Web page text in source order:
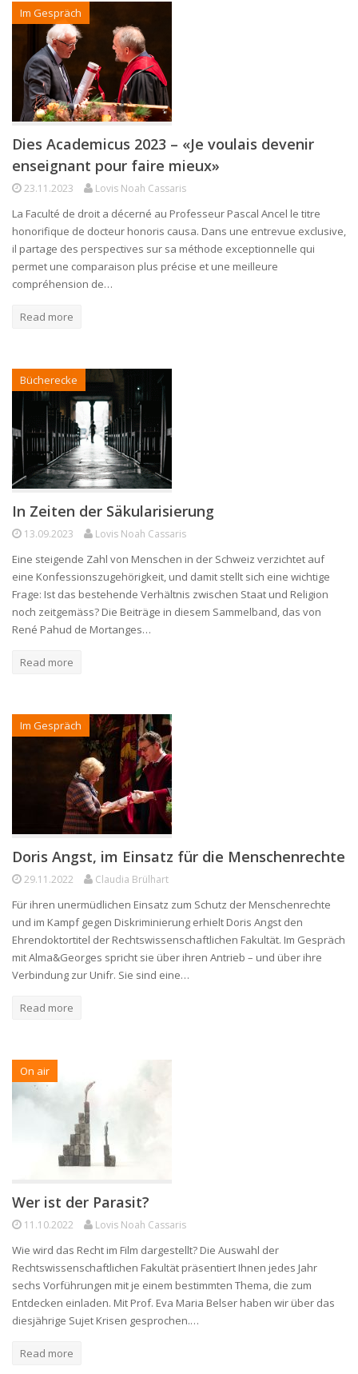
Im Gespräch
Dies Academicus 2023 – «Je voulais devenir
enseignant pour faire mieux»
23.11.2023 Lovis Noah Cassaris
La Faculté de droit a décerné au Professeur Pascal Ancel le titre
honorifique de docteur honoris causa. Dans une entrevue exclusive,
il partage des perspectives sur sa méthode exceptionnelle qui
permet une comparaison plus précise et une meilleure
compréhension de…
Read more
Bücherecke
In Zeiten der Säkularisierung
13.09.2023 Lovis Noah Cassaris
Eine steigende Zahl von Menschen in der Schweiz verzichtet auf
eine Konfessionszugehörigkeit, und damit stellt sich eine wichtige
Frage: Ist das bestehende Verhältnis zwischen Staat und Religion
noch zeitgemäss? Die Beiträge in diesem Sammelband, das von
René Pahud de Mortanges…
Read more
Im Gespräch
Doris Angst, im Einsatz für die Menschenrechte
29.11.2022 Claudia Brülhart
Für ihren unermüdlichen Einsatz zum Schutz der Menschenrechte
und im Kampf gegen Diskriminierung erhielt Doris Angst den
Ehrendoktortitel der Rechtswissenschaftlichen Fakultät. Im Gespräch
mit Alma&Georges spricht sie über ihren Antrieb – und über ihre
Verbindung zur Unifr. Sie sind eine…
Read more
On air
Wer ist der Parasit?
11.10.2022 Lovis Noah Cassaris
Wie wird das Recht im Film dargestellt? Die Auswahl der
Rechtswissenschaftlichen Fakultät präsentiert Ihnen jedes Jahr
sechs Vorführungen mit je einem bestimmten Thema, die zum
Entdecken einladen. Mit Prof. Eva Maria Belser haben wir über das
diesjährige Sujet Krisen gesprochen.…
Read more